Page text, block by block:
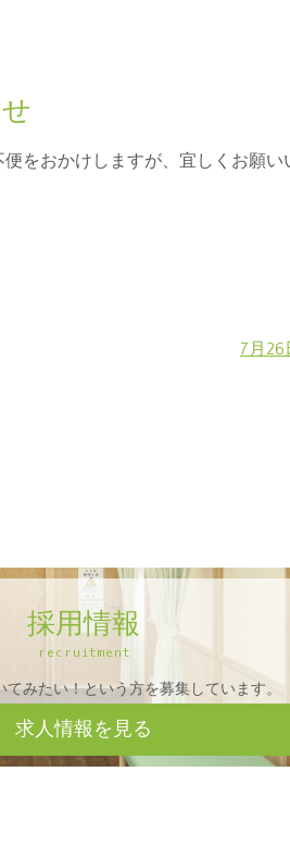
をおかけしますが、宜しくお願い
7月
採用情報
recruitment
てみたい！という方を募集しています。
求人情報を見る